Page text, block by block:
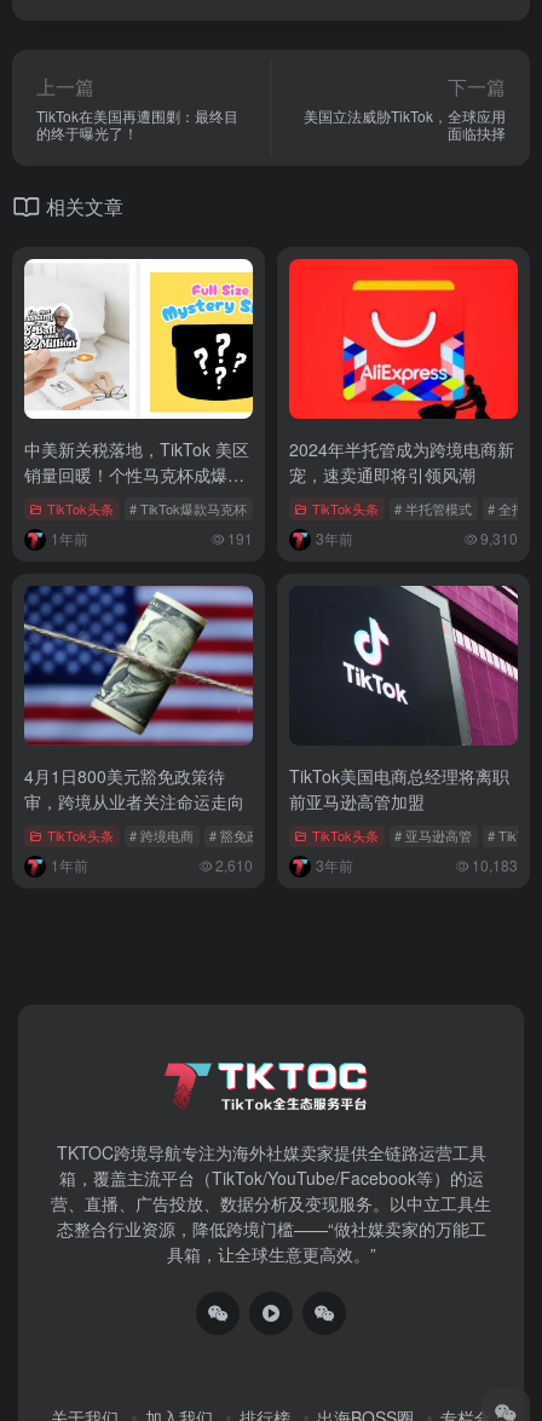
上一篇
TikTok在美国再遭围剿：最终目
的终于曝光了！
下一篇
美国立法威胁TikTok，全球应用
面临抉择
相关文章
中美新关税落地，TikTok 美区
销量回暖！个性马克杯成爆款
背后的情绪生意
TikTok头条 # TikTok爆款马克杯 # 跨境电商选品 # 美国消费情绪
1年前 191
2024年半托管成为跨境电商新
宠，速卖通即将引领风潮
TikTok头条 # 半托管模式 # 全托管
3年前 9,310
4月1日800美元豁免政策待
审，跨境从业者关注命运走向
TikTok头条 # 跨境电商 # 豁免政策 # 跨境从业者
1年前 2,610
TikTok美国电商总经理将离职
前亚马逊高管加盟
TikTok头条 # 亚马逊高管 #
3年前 10,183
TKTOC跨境导航​专注为海外社媒卖家提供全链路运营工具
箱，覆盖主流平台（TikTok/YouTube/Facebook等）​的运
营、直播、广告投放、数据分析及变现服务。以中立工具生
态整合行业资源，降低跨境门槛——“做社媒卖家的万能工
具箱，让全球生意更高效。”